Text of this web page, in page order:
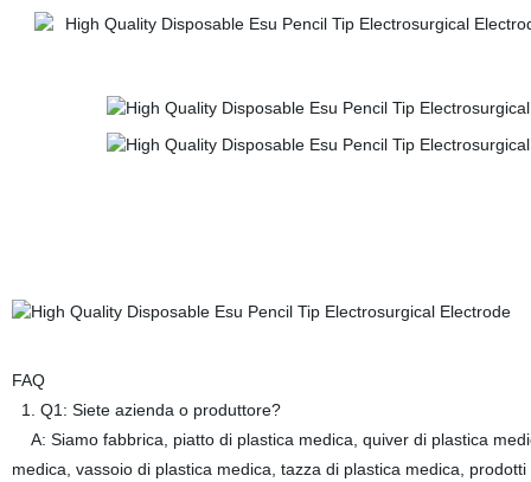
FAQ
1. Q1: Siete azienda o produttore?
A: Siamo fabbrica, piatto di plastica medica, quiver di plastica
medica, vassoio di plastica medica, tazza di plastica medica,